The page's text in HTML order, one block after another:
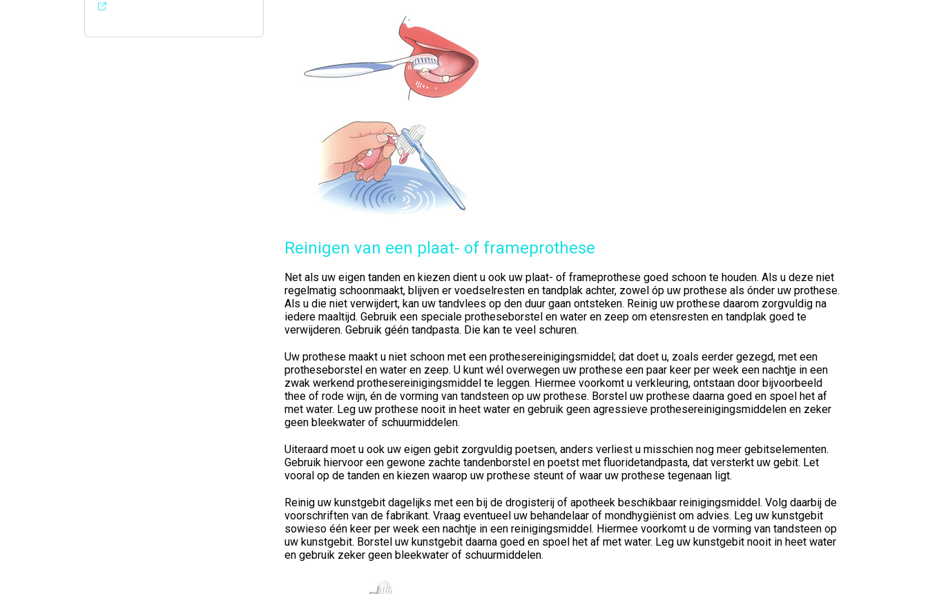
Reinigen van een plaat- of frameprothese
Net als uw eigen tanden en kiezen dient u ook uw plaat- of frameprothese goed schoon te houden. Als u deze niet
regelmatig schoonmaakt, blijven er voedselresten en tandplak achter, zowel óp uw prothese als ónder uw prothese.
Als u die niet verwijdert, kan uw tandvlees op den duur gaan ontsteken. Reinig uw prothese daarom zorgvuldig na
iedere maaltijd. Gebruik een speciale protheseborstel en water en zeep om etensresten en tandplak goed te
verwijderen. Gebruik géén tandpasta. Die kan te veel schuren.
Uw prothese maakt u niet schoon met een prothesereinigingsmiddel; dat doet u, zoals eerder gezegd, met een
protheseborstel en water en zeep. U kunt wél overwegen uw prothese een paar keer per week een nachtje in een
zwak werkend prothesereinigingsmiddel te leggen. Hiermee voorkomt u verkleuring, ontstaan door bijvoorbeeld
thee of rode wijn, én de vorming van tandsteen op uw prothese. Borstel uw prothese daarna goed en spoel het af
met water. Leg uw prothese nooit in heet water en gebruik geen agressieve prothesereinigingsmiddelen en zeker
geen bleekwater of schuurmiddelen.
Uiteraard moet u ook uw eigen gebit zorgvuldig poetsen, anders verliest u misschien nog meer gebitselementen.
Gebruik hiervoor een gewone zachte tandenborstel en poetst met fluoridetandpasta, dat versterkt uw gebit. Let
vooral op de tanden en kiezen waarop uw prothese steunt of waar uw prothese tegenaan ligt.
Reinig uw kunstgebit dagelijks met een bij de drogisterij of apotheek beschikbaar reinigingsmiddel. Volg daarbij de
voorschriften van de fabrikant. Vraag eventueel uw behandelaar of mondhygiënist om advies. Leg uw kunstgebit
sowieso één keer per week een nachtje in een reinigingsmiddel. Hiermee voorkomt u de vorming van tandsteen op
uw kunstgebit. Borstel uw kunstgebit daarna goed en spoel het af met water. Leg uw kunstgebit nooit in heet water
en gebruik zeker geen bleekwater of schuurmiddelen.